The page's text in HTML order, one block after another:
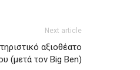
Next article
αξιοθέατο
(μετά τον Big Ben)